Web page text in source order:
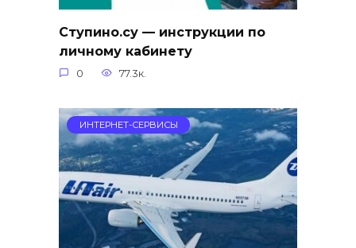
Ступино.су — инструкции по
личному кабинету
0 77.3к.
ИНТЕРНЕТ-СЕРВИСЫ